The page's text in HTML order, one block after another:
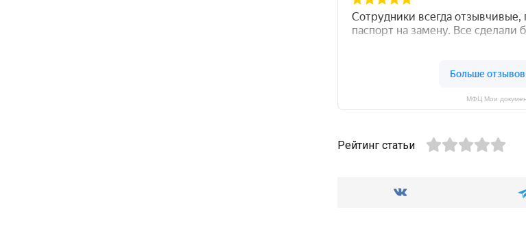
МФЦ Мои
Рейтинг статьи